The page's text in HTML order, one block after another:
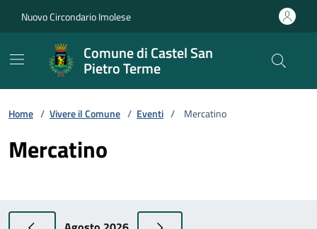
Nuovo Circondario Imolese
Comune di Castel San
Pietro Terme
Home / Vivere il Comune / Eventi / Mercatino
Mercatino